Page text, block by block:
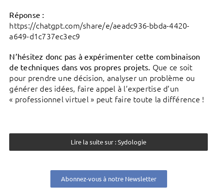
Réponse :
https://chatgpt.com/share/e/aeadc936-bbda-4420-
a649-d1c737ec3ec9
N’hésitez donc pas à expérimenter cette combinaison
de techniques dans vos propres projets. Que ce soit
pour prendre une décision, analyser un problème ou
générer des idées, faire appel à l’expertise d’un
« professionnel virtuel » peut faire toute la différence !
Lire la suite sur : Sydologie
Abonnez-vous à notre Newsletter